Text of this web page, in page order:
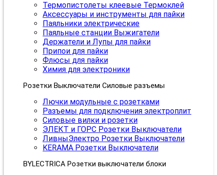
Термопистолеты клеевые Термоклей
Аксессуары и инструменты для пайки
Паяльники электрические
Паяльные станции Выжигатели
Держатели и Лупы для пайки
Припои для пайки
Флюсы для пайки
Химия для электроники
Розетки Выключатели Силовые разъемы
Лючки модульные с розетками
Разъемы для подключения электроплит
Силовые вилки и розетки
ЭЛЕКТ и ГОРС Розетки Выключатели
ЛивныЭлектро Розетки Выключатели
KERAMA Розетки Выключатели
BYLECTRICA Розетки выключатели блоки